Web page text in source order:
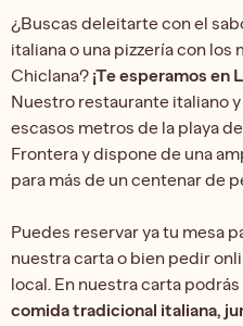
¿Buscas deleitarte con el
italiana o una pizzería con
Chiclana? ¡Te esperamos en
Nuestro restaurante italiano
escasos metros de la playa
Frontera y dispone de una
para más de un centenar de
Puedes reservar ya tu mesa
nuestra carta o bien pedir
local. En nuestra carta podrás
comida tradicional italiana,